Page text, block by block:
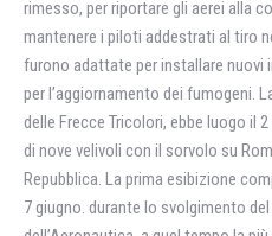
rimesso, per riportare gli aerei alla
mantenere i piloti addestrati al tiro
furono adattate per installare nuovi
per l’aggiornamento dei fumogeni.
delle Frecce Tricolori, ebbe luogo il
di nove velivoli con il sorvolo su
Repubblica. La prima esibizione
7 giugno. durante lo svolgimento